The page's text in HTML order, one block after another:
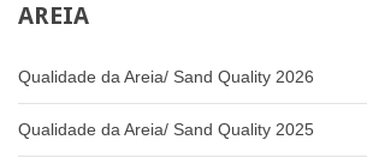
AREIA
Qualidade da Areia/ Sand Quality 2026
Qualidade da Areia/ Sand Quality 2025